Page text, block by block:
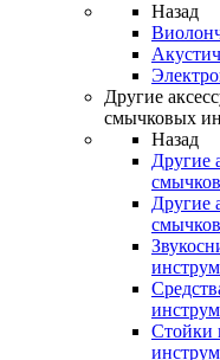
Назад
Другие
смычковых
Назад
Другие
Другие
Стойки